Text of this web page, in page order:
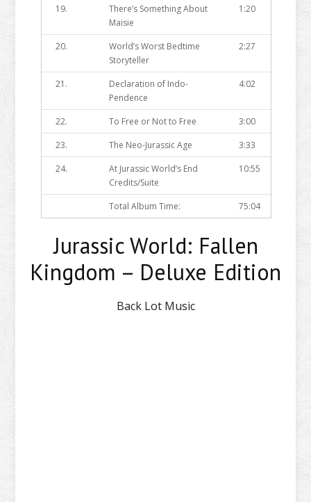
19.
There’s Something About
Maisie
1:20
20.
World’s Worst Bedtime
Storyteller
2:27
21.
Declaration of Indo-
Pendence
4:02
22. To Free or Not to Free
3:00
23.
The Neo-Jurassic Age
3:33
24.
At Jurassic World’s End
Credits/Suite
10:55
Total Album Time: 75:04
Jurassic World: Fallen
Kingdom – Deluxe Edition
Back Lot Music